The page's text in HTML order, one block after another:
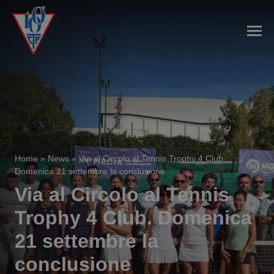
Home»News» Via al Circolo al Tennis Trophy 4 Club.
Domenica 21 settembre la conclusione
Via al Circolo al Tennis
Trophy 4 Club. Domenica
21 settembre la
conclusione